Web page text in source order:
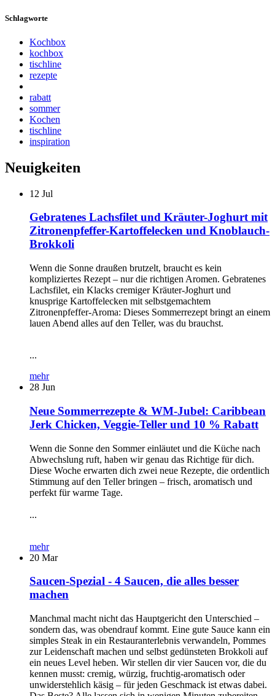
Schlagworte
Kochbox
kochbox
tischline
rezepte
rabatt
sommer
Kochen
tischline
inspiration
Neuigkeiten
12 Jul
Gebratenes Lachsfilet und Kräuter-Joghurt mit
Zitronenpfeffer-Kartoffelecken und Knoblauch-
Brokkoli
Wenn die Sonne draußen brutzelt, braucht es kein
kompliziertes Rezept – nur die richtigen Aromen. Gebratenes
Lachsfilet, ein Klacks cremiger Kräuter-Joghurt und
knusprige Kartoffelecken mit selbstgemachtem
Zitronenpfeffer-Aroma: Dieses Sommerrezept bringt an einem
lauen Abend alles auf den Teller, was du brauchst.
...
mehr
28 Jun
Neue Sommerrezepte & WM-Jubel: Caribbean
Jerk Chicken, Veggie-Teller und 10 % Rabatt
Wenn die Sonne den Sommer einläutet und die Küche nach
Abwechslung ruft, haben wir genau das Richtige für dich.
Diese Woche erwarten dich zwei neue Rezepte, die ordentlich
Stimmung auf den Teller bringen – frisch, aromatisch und
perfekt für warme Tage.
...
mehr
20 Mar
Saucen-Spezial - 4 Saucen, die alles besser
machen
Manchmal macht nicht das Hauptgericht den Unterschied –
sondern das, was obendrauf kommt. Eine gute Sauce kann ein
simples Steak in ein Restauranterlebnis verwandeln, Pommes
zur Leidenschaft machen und selbst gedünsteten Brokkoli auf
ein neues Level heben. Wir stellen dir vier Saucen vor, die du
kennen musst: cremig, würzig, fruchtig-aromatisch oder
unwiderstehlich käsig – für jeden Geschmack ist etwas dabei.